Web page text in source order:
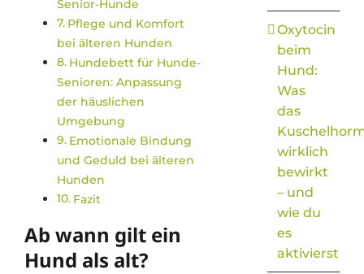
Senior-Hunde
Pflege und Komfort
bei älteren Hunden
Hundebett für Hunde-
Senioren: Anpassung
der häuslichen
Umgebung
Emotionale Bindung
und Geduld bei älteren
Hunden
Fazit
Ab wann gilt ein
Hund als alt?
Oxytocin
beim
Hund:
Was
das
wirklich
bewirkt
– und
wie du
es
aktivierst